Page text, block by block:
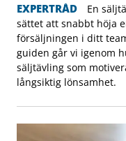
EXPERTRÅD
En
sättet att snabbt höja
försäljningen i ditt
guiden går vi igenom
säljtävling som
långsiktig lönsamhet.